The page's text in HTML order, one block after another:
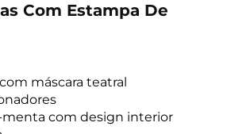
Com Estampa De
máscara teatral
menta com design interior